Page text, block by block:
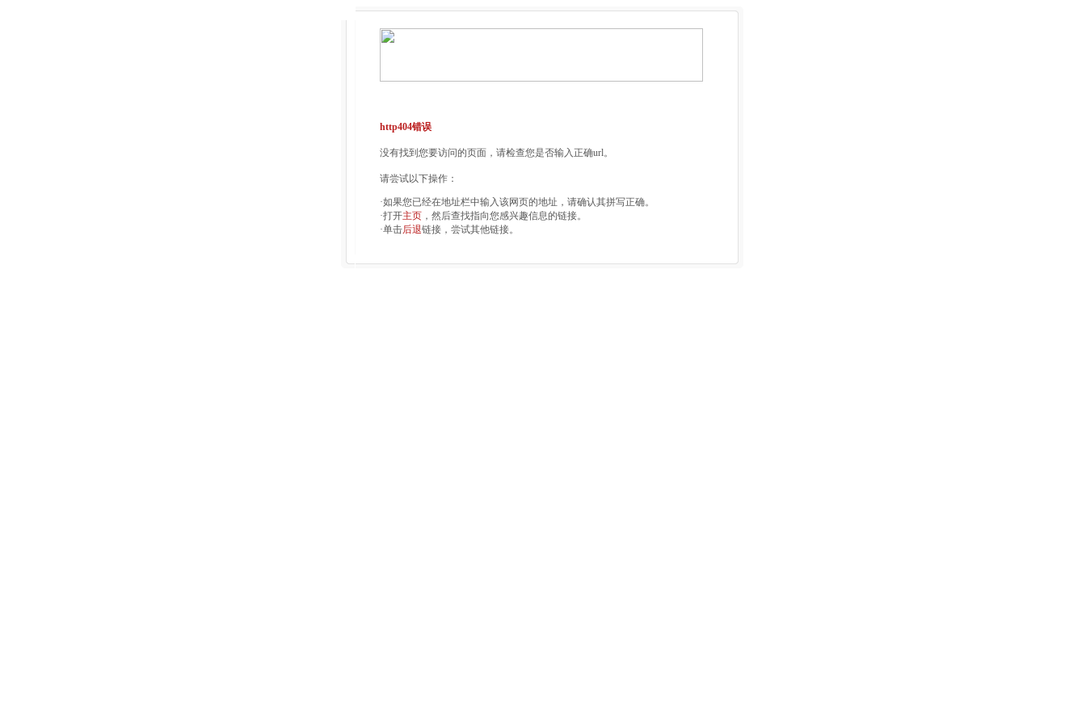
http404错误
没有找到您要访问的页面，请检查您是否输入正确url。
请尝试以下操作：
·如果您已经在地址栏中输入该网页的地址，请确认其拼写正确。
·打开主页 ，然后查找指向您感兴趣信息的链接。
·单击后退链接，尝试其他链接。